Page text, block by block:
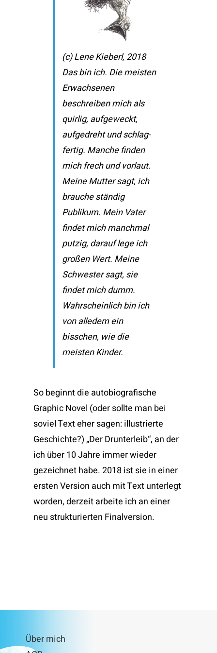
(c) Lene Kieberl, 2018
Das bin ich. Die meisten
Erwachsenen
beschreiben mich als
quirlig, aufgeweckt,
aufgedreht und schlag-
fertig. Manche finden
mich frech und vorlaut.
Meine Mutter sagt, ich
brauche ständig
Publikum. Mein Vater
findet mich manchmal
putzig, darauf lege ich
großen Wert. Meine
Schwester sagt, sie
findet mich dumm.
Wahrscheinlich bin ich
von alledem ein
bisschen, wie die
meisten Kinder.
So beginnt die autobiografische
Graphic Novel (oder sollte man bei
soviel Text eher sagen: illustrierte
Geschichte?) „Der Drunterleib“, an der
ich über 10 Jahre immer wieder
gezeichnet habe. 2018 ist sie in einer
ersten Version auch mit Text unterlegt
worden, derzeit arbeite ich an einer
neu strukturierten Finalversion.
Über mich